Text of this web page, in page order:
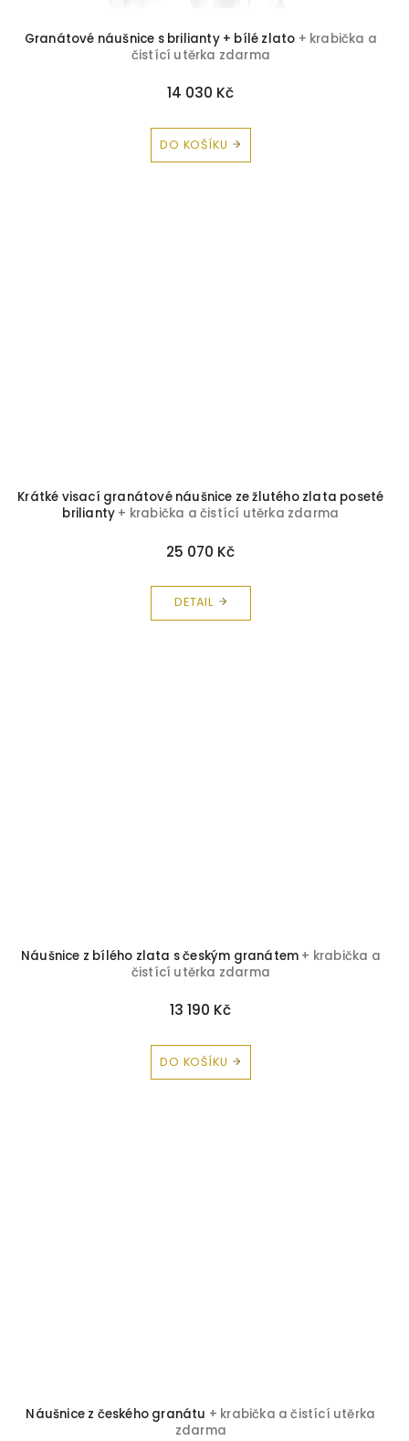
Granátové náušnice s brilianty + bílé zlato + krabička a
čistící utěrka zdarma
14 030 Kč
DO KOŠÍKU
Krátké visací granátové náušnice ze žlutého zlata poseté
brilianty + krabička a čistící utěrka zdarma
25 070 Kč
DETAIL
Náušnice z bílého zlata s českým granátem + krabička a
čistící utěrka zdarma
13 190 Kč
DO KOŠÍKU
Náušnice z českého granátu + krabička a čistící utěrka
zdarma